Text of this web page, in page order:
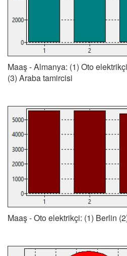
Maaş - Almanya: (1) Oto
(3) Araba tamircisi
Maaş - Oto elektrikçi: (1) Berlin